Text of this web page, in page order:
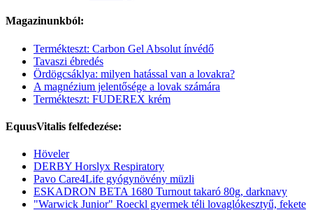
Magazinunkból:
Termékteszt: Carbon Gel Absolut ínvédő
Tavaszi ébredés
Ördögcsáklya: milyen hatással van a lovakra?
A magnézium jelentősége a lovak számára
Termékteszt: FUDEREX krém
EquusVitalis felfedezése:
Höveler
DERBY Horslyx Respiratory
Pavo Care4Life gyógynövény müzli
ESKADRON BETA 1680 Turnout takaró 80g, darknavy
"Warwick Junior" Roeckl gyermek téli lovaglókesztyű, fekete